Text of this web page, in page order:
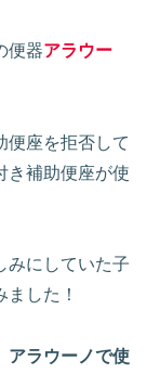
便器アラウー
便座を拒否して
き補助便座が使
みにしていた子
した！
アラウーノで使